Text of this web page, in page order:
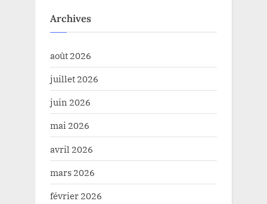
Archives
août 2026
juillet 2026
juin 2026
mai 2026
avril 2026
mars 2026
février 2026